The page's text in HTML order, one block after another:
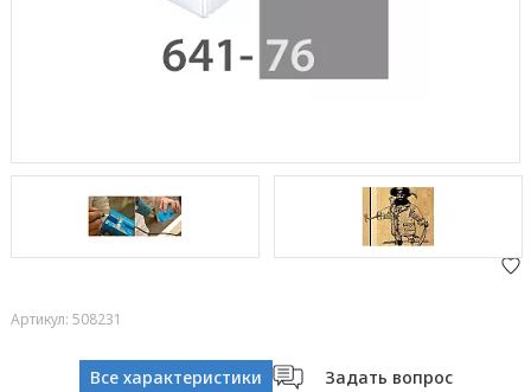
Артикул: 508231
Все характеристики
Задать вопрос